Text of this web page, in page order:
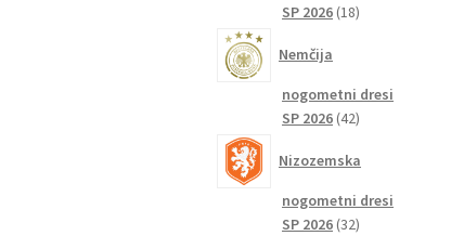
SP 2026 1818
Nemčija
nogometni dresi
SP 2026 4242
Nizozemska
nogometni dresi
SP 2026 3232